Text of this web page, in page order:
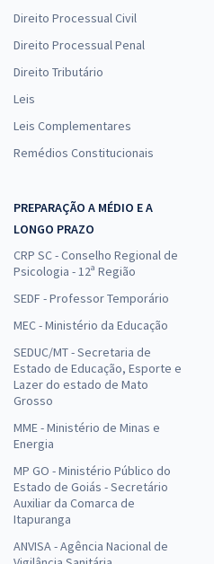
Direito Processual Civil
Direito Processual Penal
Direito Tributário
Leis
Leis Complementares
Remédios Constitucionais
PREPARAÇÃO A MÉDIO E A
LONGO PRAZO
CRP SC - Conselho Regional de
Psicologia - 12ª Região
SEDF - Professor Temporário
MEC - Ministério da Educação
SEDUC/MT - Secretaria de
Estado de Educação, Esporte e
Lazer do estado de Mato
Grosso
MME - Ministério de Minas e
Energia
MP GO - Ministério Público do
Estado de Goiás - Secretário
Auxiliar da Comarca de
Itapuranga
ANVISA - Agência Nacional de